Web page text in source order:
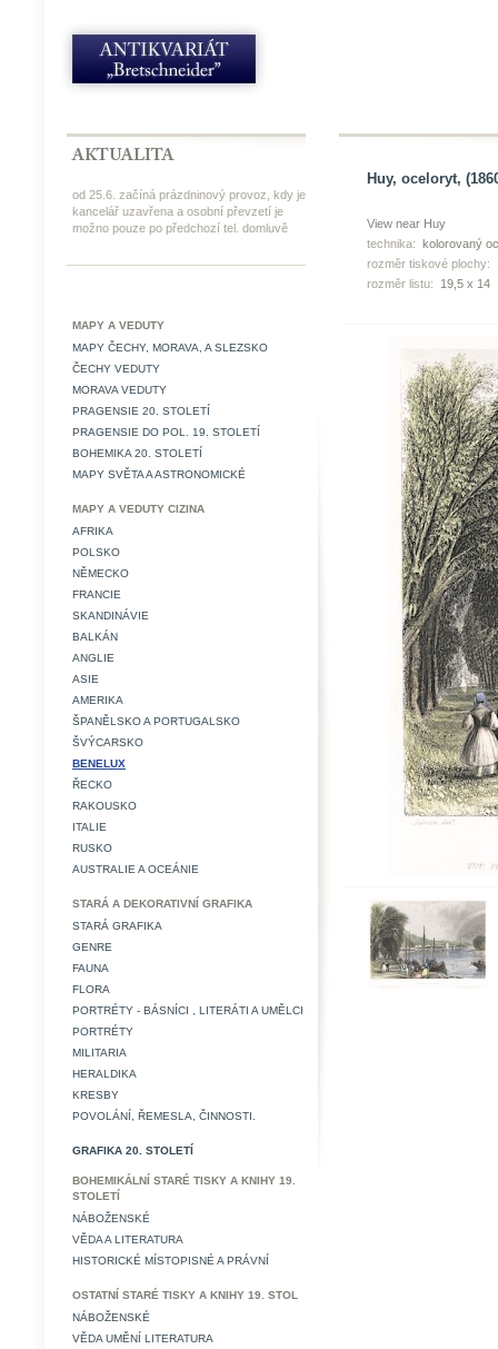
od 25.6. začíná prázdninový provoz, kdy je
kancelář uzavřena a osobní převzetí je
možno pouze po předchozí tel. domluvě
MAPY A VEDUTY
MAPY ČECHY, MORAVA, A SLEZSKO
ČECHY VEDUTY
MORAVA VEDUTY
PRAGENSIE 20. STOLETÍ
PRAGENSIE DO POL. 19. STOLETÍ
BOHEMIKA 20. STOLETÍ
MAPY SVĚTA A ASTRONOMICKÉ
MAPY A VEDUTY CIZINA
AFRIKA
POLSKO
NĚMECKO
FRANCIE
SKANDINÁVIE
BALKÁN
ANGLIE
ASIE
AMERIKA
ŠPANĚLSKO A PORTUGALSKO
ŠVÝCARSKO
BENELUX
ŘECKO
RAKOUSKO
ITALIE
RUSKO
AUSTRALIE A OCEÁNIE
STARÁ A DEKORATIVNÍ GRAFIKA
STARÁ GRAFIKA
GENRE
FAUNA
FLORA
PORTRÉTY - BÁSNÍCI , LITERÁTI A UMĚLCI
PORTRÉTY
MILITARIA
HERALDIKA
KRESBY
POVOLÁNÍ, ŘEMESLA, ČINNOSTI.
GRAFIKA 20. STOLETÍ
BOHEMIKÁLNÍ STARÉ TISKY A KNIHY 19.
STOLETÍ
NÁBOŽENSKÉ
VĚDA A LITERATURA
HISTORICKÉ MÍSTOPISNÉ A PRÁVNÍ
OSTATNÍ STARÉ TISKY A KNIHY 19. STOL
NÁBOŽENSKÉ
VĚDA UMĚNÍ LITERATURA
Huy, oceloryt,
View near Huy
technika: kolorovaný
rozměr tiskové plochy:
rozměr listu:
19,5 x 14